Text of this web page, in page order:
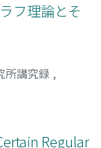
フ理論とそ
所講究録 ,
Regular